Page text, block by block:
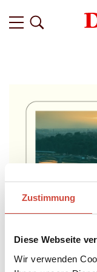
Zustimmung
Diese Webseite
Wir verwenden